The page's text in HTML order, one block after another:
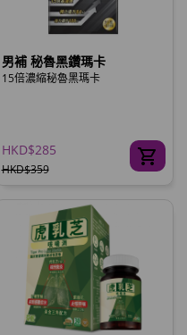
男補 秘魯黑鑽瑪卡
15倍濃縮秘魯黑瑪卡
HKD$285
HKD$359